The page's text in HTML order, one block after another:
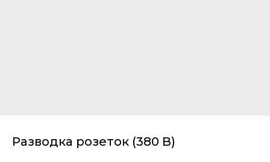
Разводка розеток (380 В)